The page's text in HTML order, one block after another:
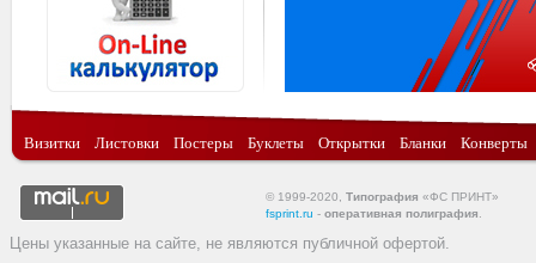
Визитки Листовки Постеры Буклеты Открытки Бланки Конверты
© 1999-2020, Типография «ФС ПРИНТ»
fsprint.ru - оперативная полиграфия
Цены указанные на сайте, не являются публичной офертой.